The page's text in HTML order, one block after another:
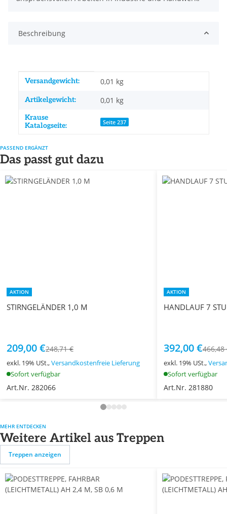
Beschreibung
Produkteigenschaft
Wert
Versandgewicht: 0,01 kg
Artikelgewicht: 0,01 kg
Krause
Katalogseite:
Seite 237
PASSEND ERGÄNZT
Das passt gut dazu
AKTION
STIRNGELÄNDER 1,0 M
209,00 €248,71 €
exkl. 19% USt.,Versandkostenfreie Lieferung
Sofort verfügbar
Art.Nr. 282066
AKTION
HANDLAUF 7
392,00 €466,48
exkl. 19% USt.,
Sofort verfügbar
Art.Nr. 281880
MEHR ENTDECKEN
Weitere Artikel aus Treppen
Treppen anzeigen